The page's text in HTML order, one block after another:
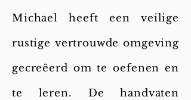
Michael heeft een veilige
rustige vertrouwde omgeving
gecreëerd om te oefenen en
te leren. De handvaten